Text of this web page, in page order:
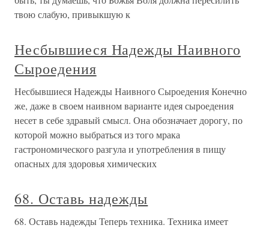
твою слабую, привыкшую к
Несбывшиеся Надежды Наивного
Сыроедения
Несбывшиеся Надежды Наивного Сыроедения Конечно
же, даже в своем наивном варианте идея сыроедения
несет в себе здравый смысл. Она обозначает дорогу, по
которой можно выбраться из того мрака
гастрономического разгула и употребления в пищу
опасных для здоровья химических
68. Оставь надежды
68. Оставь надежды Теперь техника. Техника имеет